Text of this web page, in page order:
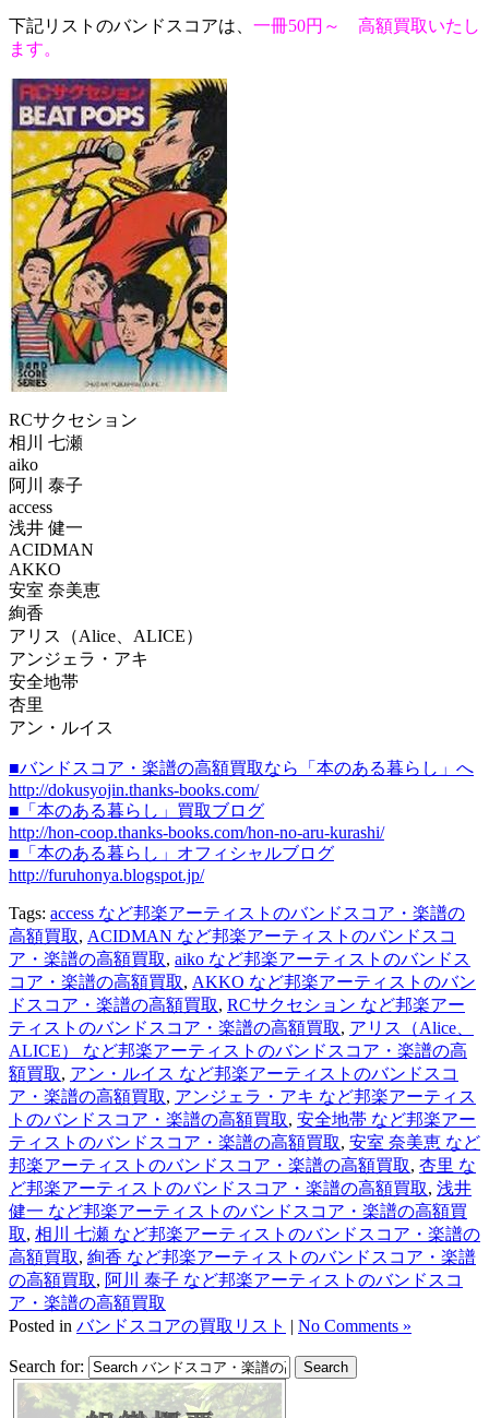
下記リストのバンドスコアは、 一冊50円～ 高額買取いたし
ます。
RCサクセション
相川 七瀬
aiko
阿川 泰子
access
浅井 健一
ACIDMAN
AKKO
安室 奈美恵
絢香
アリス（Alice、ALICE）
アンジェラ・アキ
安全地帯
杏里
アン・ルイス
■バンドスコア・楽譜の高額買取なら「本のある暮らし」へ
http://dokusyojin.thanks-books.com/
■「本のある暮らし」買取ブログ
http://hon-coop.thanks-books.com/hon-no-aru-kurashi/
■「本のある暮らし」オフィシャルブログ
http://furuhonya.blogspot.jp/
Tags: access など邦楽アーティストのバンドスコア・楽譜の
高額買取, ACIDMAN など邦楽アーティストのバンドスコ
ア・楽譜の高額買取, aiko など邦楽アーティストのバンドス
コア・楽譜の高額買取, AKKO など邦楽アーティストのバン
ドスコア・楽譜の高額買取, RCサクセション など邦楽アー
ティストのバンドスコア・楽譜の高額買取, アリス（Alice、
ALICE） など邦楽アーティストのバンドスコア・楽譜の高
額買取, アン・ルイス など邦楽アーティストのバンドスコ
ア・楽譜の高額買取, アンジェラ・アキ など邦楽アーティス
トのバンドスコア・楽譜の高額買取, 安全地帯 など邦楽アー
ティストのバンドスコア・楽譜の高額買取, 安室 奈美恵 など
邦楽アーティストのバンドスコア・楽譜の高額買取, 杏里 な
ど邦楽アーティストのバンドスコア・楽譜の高額買取, 浅井
健一 など邦楽アーティストのバンドスコア・楽譜の高額買
取, 相川 七瀬 など邦楽アーティストのバンドスコア・楽譜の
高額買取, 絢香 など邦楽アーティストのバンドスコア・楽譜
の高額買取, 阿川 泰子 など邦楽アーティストのバンドスコ
ア・楽譜の高額買取
Posted in バンドスコアの買取リスト | No Comments »
Search for: